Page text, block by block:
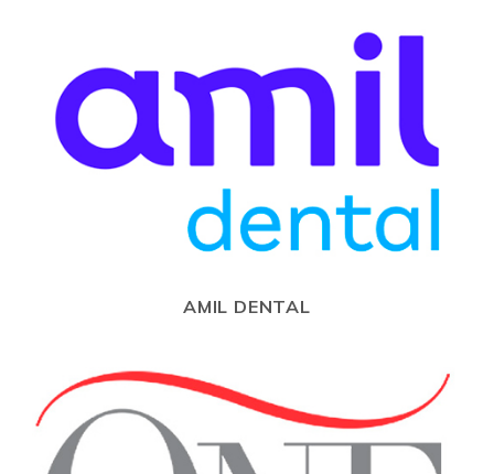
AMIL DENTAL